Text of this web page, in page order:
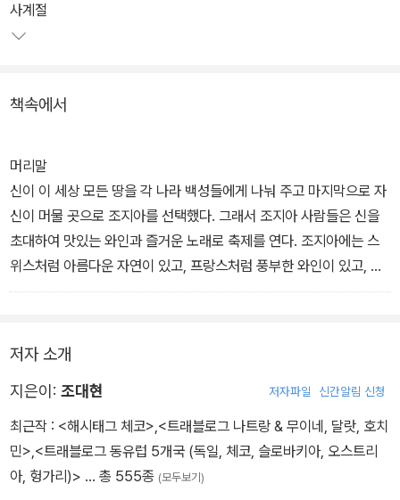
사계절
책속에서
머리말
신이 이 세상 모든 땅을 각 나라 백성들에게 나눠 주고 마지막으로 자
신이 머물 곳으로 조지아를 선택했다. 그래서 조지아 사람들은 신을
초대하여 맛있는 와인과 즐거운 노래로 축제를 연다. 조지아에는 스
위스처럼 아름다운 자연이 있고, 프랑스처럼 풍부한 와인이 있고, 이
탈리아처럼 맛있는 음식이 있으며, 스페인처럼 정열적인 춤과 음악이
19세기 중반에 톨스토이가 코카서스 주둔군에 자원해 4년을 복무한
경험을 바탕으로 코카서스의 죄소, 코사크 소설을 집필했다고 하며
막심 고리키가 1891년, 트빌리시에 왔다가 코카서스 산맥의 장엄함
과 사람들의 낭만적인 기질 2가지가 방항하던 나를 작가로 바꾸어 놓
저자 소개
지은이: 조대현 저자파일 신간알림 신청
최근작 : <해시태그 체코>,<트래블로그 나트랑 & 무이네, 달랏, 호치
민>,<트래블로그 동유럽 5개국 (독일, 체코, 슬로바키아, 오스트리
아, 헝가리)> … 총 555종 (모두보기)